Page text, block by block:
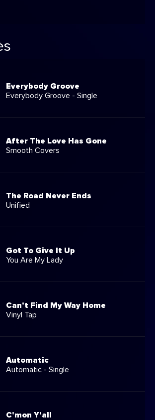
Everybody Groove
Everybody Groove - Single
After The Love Has Gone
Smooth Covers
The Road Never Ends
Unified
Got To Give It Up
You Are My Lady
Can't Find My Way Home
Vinyl Tap
Automatic
Automatic - Single
C'mon Y'all